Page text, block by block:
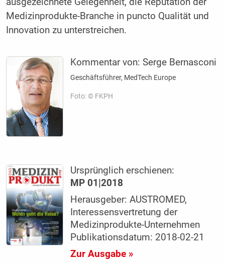
Medizinprodukte-Branche in puncto ­Qualität und
Innovation zu unterstreichen.
Kommentar von:Serge Bernasconi
Geschäftsführer, ­MedTech Europe
Foto: © FKPH
Ursprünglich erschienen:
MP 01|2018
Herausgeber: AUSTROMED,
Interessensvertretung der
Medizinprodukte-Unternehmen
Publikationsdatum: 2018-02-21
Zur Ausgabe »